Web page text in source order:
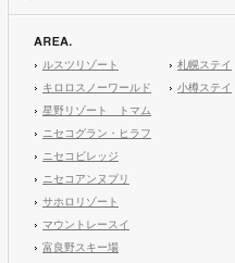
ルスツリゾート
キロロスノーワールド
星野リゾート トマム
ニセコグラン・ヒラフ
ニセコビレッジ
ニセコアンヌプリ
サホロリゾート
マウントレースイ
富良野スキー場
札幌ステイ
小樽ステイ